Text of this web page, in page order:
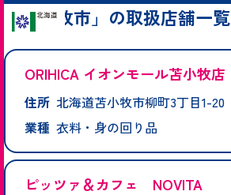
「苫小牧市」の取扱店舗一覧
ORIHICA イオンモール苫小牧店
住所 北海道苫小牧市柳町3丁目1-20
業種 衣料・身の回り品
ピッツァ＆カフェ NOVITA